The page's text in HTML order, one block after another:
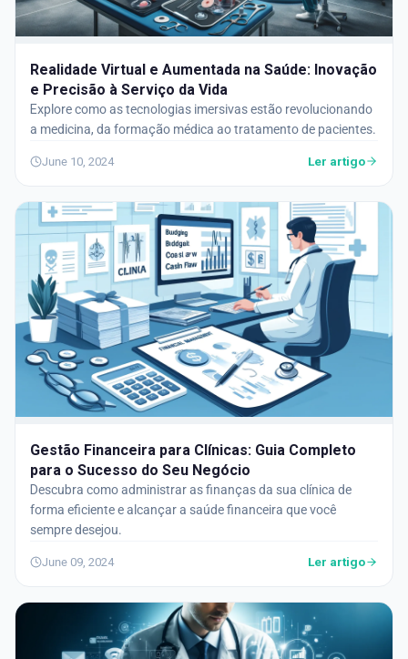
Realidade Virtual e Aumentada na Saúde: Inovação
e Precisão à Serviço da Vida
Explore como as tecnologias imersivas estão revolucionando
a medicina, da formação médica ao tratamento de pacientes.
June 10, 2024 Ler artigo
Gestão Financeira para Clínicas: Guia Completo
para o Sucesso do Seu Negócio
Descubra como administrar as finanças da sua clínica de
forma eficiente e alcançar a saúde financeira que você
sempre desejou.
June 09, 2024 Ler artigo